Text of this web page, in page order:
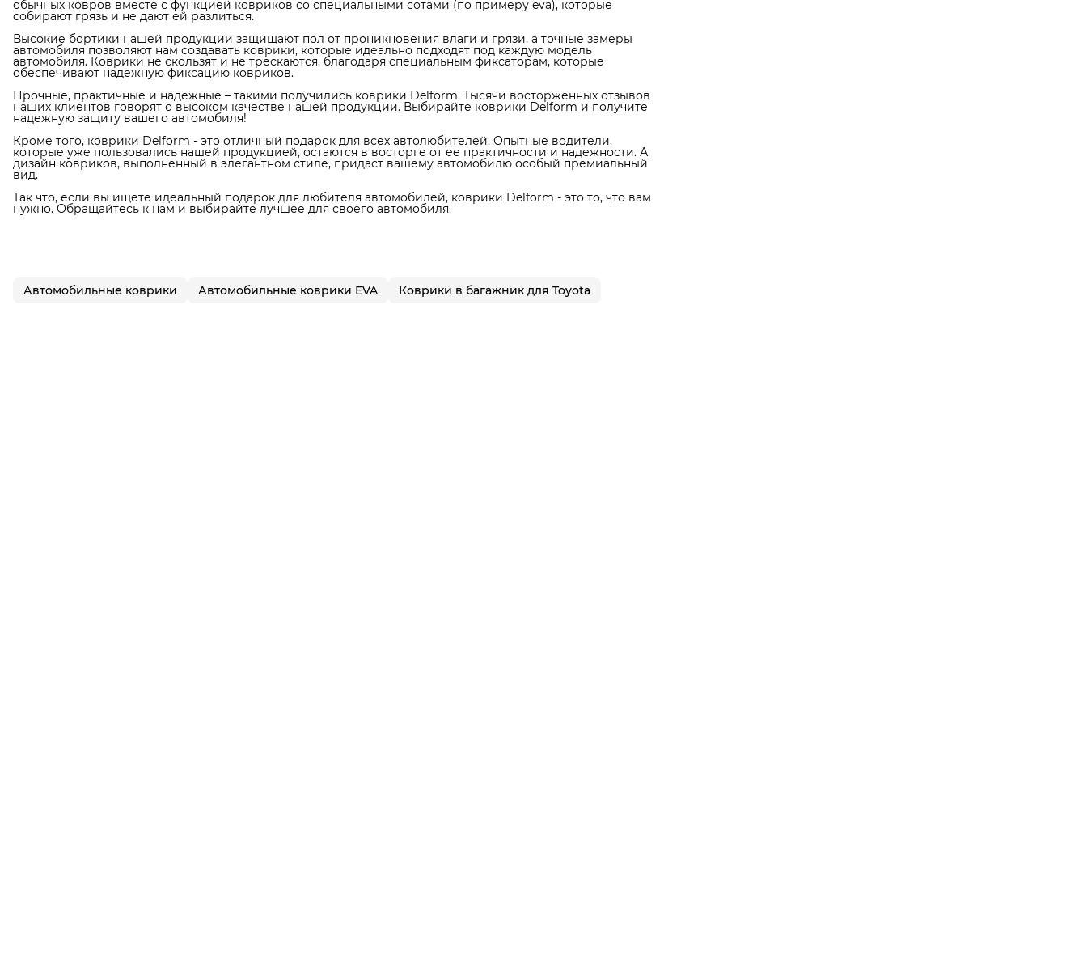
обычных ковров вместе с функцией ковриков со специальными сотами (по примеру eva), которые
собирают грязь и не дают ей разлиться.
Высокие бортики нашей продукции защищают пол от проникновения влаги и грязи, а точные замеры
автомобиля позволяют нам создавать коврики, которые идеально подходят под каждую модель
автомобиля. Коврики не скользят и не трескаются, благодаря специальным фиксаторам, которые
обеспечивают надежную фиксацию ковриков.
Прочные, практичные и надежные – такими получились коврики Delform. Тысячи восторженных отзывов
наших клиентов говорят о высоком качестве нашей продукции. Выбирайте коврики Delform и получите
надежную защиту вашего автомобиля!
Кроме того, коврики Delform - это отличный подарок для всех автолюбителей. Опытные водители,
которые уже пользовались нашей продукцией, остаются в восторге от ее практичности и надежности. А
дизайн ковриков, выполненный в элегантном стиле, придаст вашему автомобилю особый премиальный
вид.
Так что, если вы ищете идеальный подарок для любителя автомобилей, коврики Delform - это то, что вам
нужно. Обращайтесь к нам и выбирайте лучшее для своего автомобиля.
Автомобильные коврики Автомобильные коврики EVA Коврики в багажник для Toyota